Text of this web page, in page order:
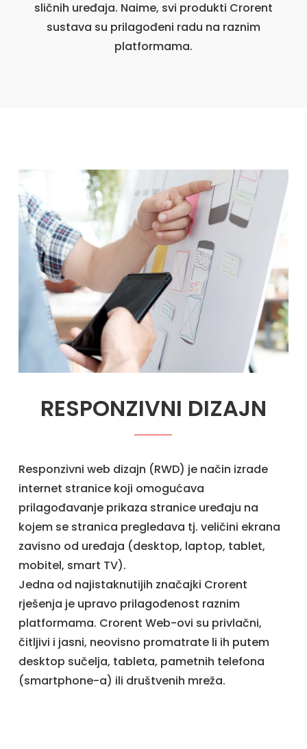
sličnih uređaja. Naime, svi produkti Crorent
sustava su prilagođeni radu na raznim
platformama.
RESPONZIVNI DIZAJN
Responzivni web dizajn (RWD) je način izrade
internet stranice koji omogućava
prilagođavanje prikaza stranice uređaju na
kojem se stranica pregledava tj. veličini ekrana
zavisno od uređaja (desktop, laptop, tablet,
mobitel, smart TV).
Jedna od najistaknutijih značajki Crorent
rješenja je upravo prilagođenost raznim
platformama. Crorent Web-ovi su privlačni,
čitljivi i jasni, neovisno promatrate li ih putem
desktop sučelja, tableta, pametnih telefona
(smartphone-a) ili društvenih mreža.